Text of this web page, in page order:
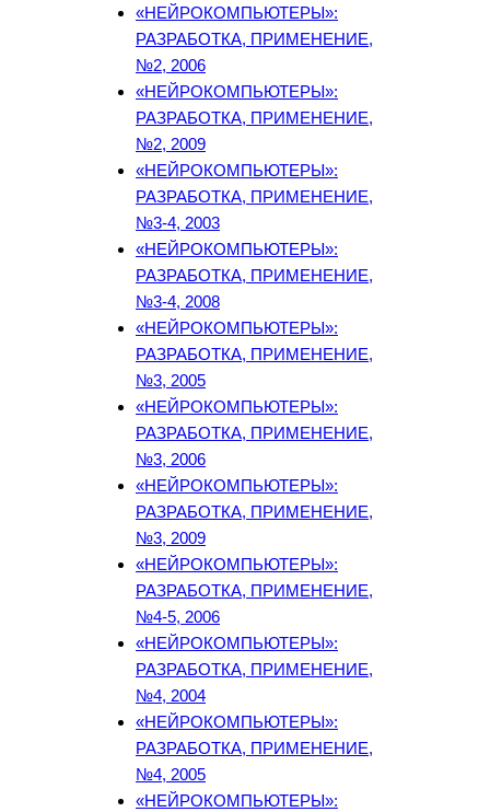
«НЕЙРОКОМПЬЮТЕРЫ»:
РАЗРАБОТКА, ПРИМЕНЕНИЕ,
№2, 2006
«НЕЙРОКОМПЬЮТЕРЫ»:
РАЗРАБОТКА, ПРИМЕНЕНИЕ,
№2, 2009
«НЕЙРОКОМПЬЮТЕРЫ»:
РАЗРАБОТКА, ПРИМЕНЕНИЕ,
№3-4, 2003
«НЕЙРОКОМПЬЮТЕРЫ»:
РАЗРАБОТКА, ПРИМЕНЕНИЕ,
№3-4, 2008
«НЕЙРОКОМПЬЮТЕРЫ»:
РАЗРАБОТКА, ПРИМЕНЕНИЕ,
№3, 2005
«НЕЙРОКОМПЬЮТЕРЫ»:
РАЗРАБОТКА, ПРИМЕНЕНИЕ,
№3, 2006
«НЕЙРОКОМПЬЮТЕРЫ»:
РАЗРАБОТКА, ПРИМЕНЕНИЕ,
№3, 2009
«НЕЙРОКОМПЬЮТЕРЫ»:
РАЗРАБОТКА, ПРИМЕНЕНИЕ,
№4-5, 2006
«НЕЙРОКОМПЬЮТЕРЫ»:
РАЗРАБОТКА, ПРИМЕНЕНИЕ,
№4, 2004
«НЕЙРОКОМПЬЮТЕРЫ»:
РАЗРАБОТКА, ПРИМЕНЕНИЕ,
№4, 2005
«НЕЙРОКОМПЬЮТЕРЫ»: